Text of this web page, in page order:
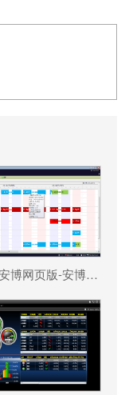
如何利用安博网页版-安博（中国）官方 系统更好提升企业运营效率?